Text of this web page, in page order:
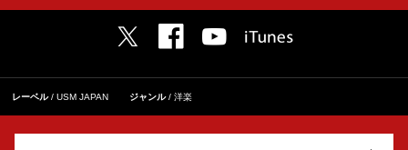
レーベル USM JAPAN ジャンル 洋楽